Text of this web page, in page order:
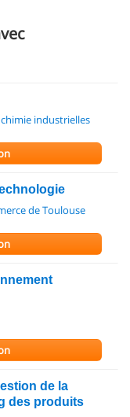
industrielles
de Toulouse
de la
des produits